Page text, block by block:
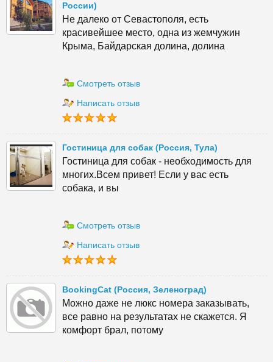
России)
Не далеко от Севастополя, есть
красивейшее место, одна из жемчужин
Крыма, Байдарская долина, долина
Смотреть отзыв
Написать отзыв
Гостиница для собак (Россия, Тула)
Гостиница для собак - необходимость для
многих.Всем привет! Если у вас есть
собака, и вы
Смотреть отзыв
Написать отзыв
BookingCat (Россия, Зеленоград)
Можно даже не люкс номера заказывать,
все равно на результатах не скажется. Я
комфорт брал, потому